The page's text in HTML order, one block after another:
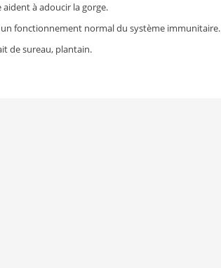
aident à adoucir la gorge.
un fonctionnement normal du système immunitaire.
de sureau, plantain.